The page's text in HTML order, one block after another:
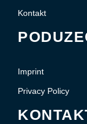
Kontakt
Imprint
Privacy Policy